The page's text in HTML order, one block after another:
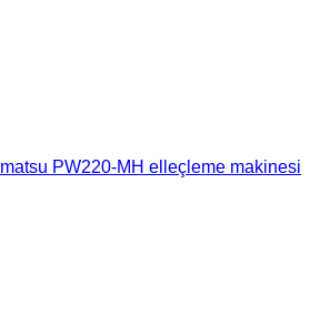
PW220-MH elleçleme makinesi